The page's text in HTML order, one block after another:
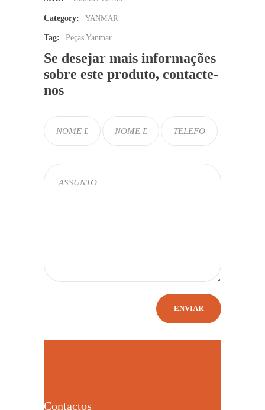
Category: YANMAR
Tag: Peças Yanmar
Se desejar mais informações
sobre este produto, contacte-
nos
Contactos